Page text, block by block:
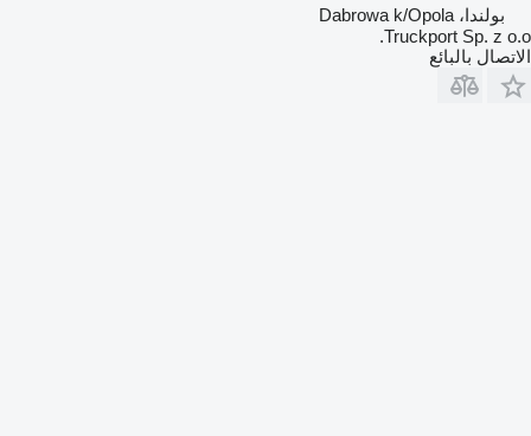
بولندا، Dabrowa k/Opola
Truckport Sp. z o.o.
الاتصال بالبائع